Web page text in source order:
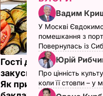
Гості думають, що це
закуска з ресторану.
Як приготувати ніжні
Вадим
У Москві
помешкання з
Повернулась із
Юрій
Про цінність
коли її стовпи – у